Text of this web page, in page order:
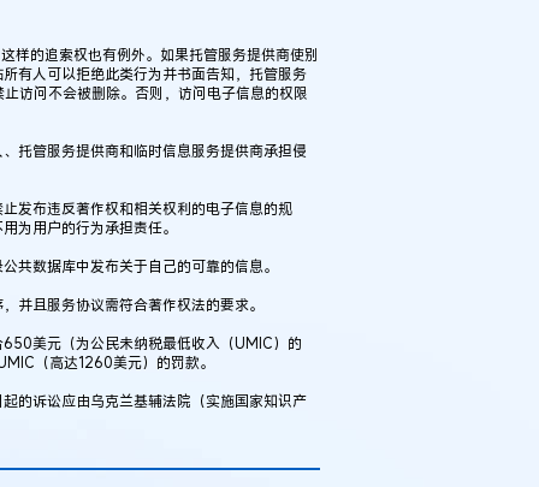
样的追索权也有例外。如果托管服务提供商使别
有人可以拒绝此类行为并书面告知，托管服务
访问不会被删除。否则，访问电子信息的权限
托管服务提供商和临时信息服务提供商承担侵
发布违反著作权和相关权利的电子信息的规
为用户的行为承担责任。
共数据库中发布关于自己的可靠的信息。
并且服务协议需符合著作权法的要求。
美元（为公民未纳税最低收入（UMIC）的
（高达1260美元）的罚款。
的诉讼应由乌克兰基辅法院（实施国家知识产